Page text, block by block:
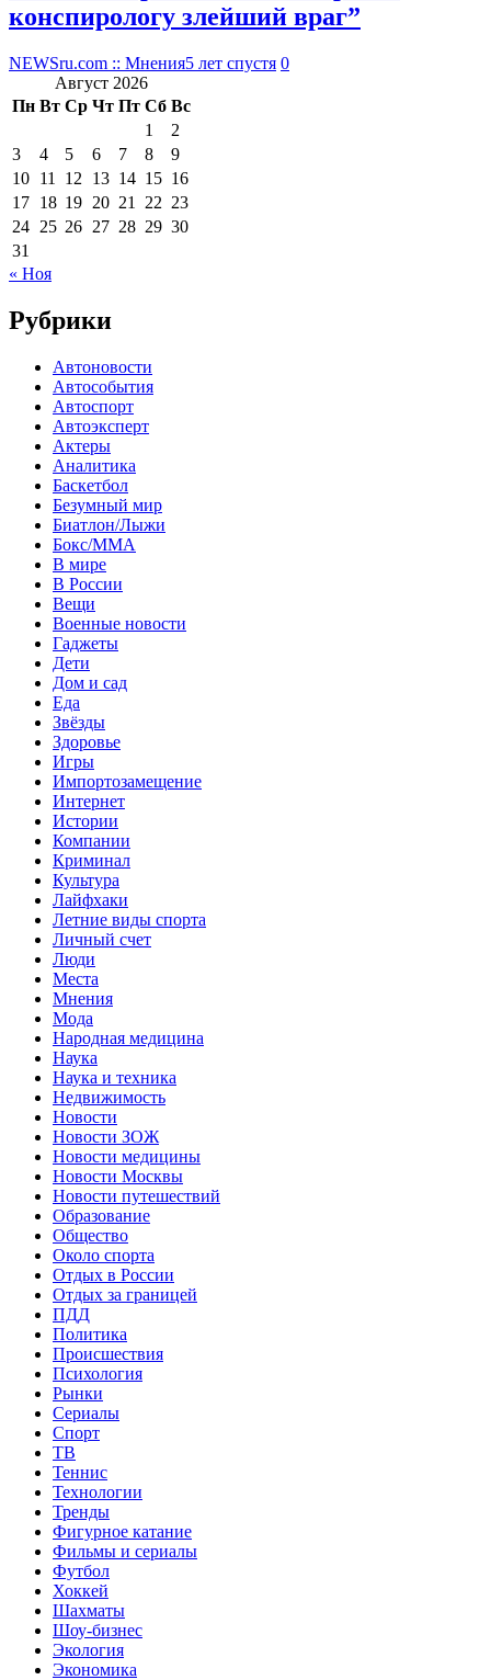
конспирологу злейший враг”
NEWSru.com :: Мнения5 лет спустя 0
Август 2026
Пн Вт Ср Чт Пт Сб Вс
1
2
3
4 5 6 7 8
9
10 11 12 13 14 15 16
17 18 19 20 21 22 23
24 25 26 27 28 29 30
31
« Ноя
Рубрики
Автоновости
Автособытия
Автоспорт
Автоэксперт
Актеры
Аналитика
Баскетбол
Безумный мир
Биатлон/Лыжи
Бокс/MMA
В мире
В России
Вещи
Военные новости
Гаджеты
Дети
Дом и сад
Еда
Звёзды
Здоровье
Игры
Импортозамещение
Интернет
Истории
Компании
Криминал
Культура
Лайфхаки
Летние виды спорта
Личный счет
Люди
Места
Мнения
Мода
Народная медицина
Наука
Наука и техника
Недвижимость
Новости
Новости ЗОЖ
Новости медицины
Новости Москвы
Новости путешествий
Образование
Общество
Около спорта
Отдых в России
Отдых за границей
ПДД
Политика
Происшествия
Психология
Рынки
Сериалы
Спорт
ТВ
Теннис
Технологии
Тренды
Фигурное катание
Фильмы и сериалы
Футбол
Хоккей
Шахматы
Шоу-бизнес
Экология
Экономика